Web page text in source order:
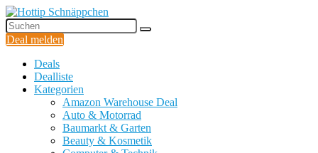
Deal melden
Deals
Dealliste
Kategorien
Amazon Warehouse Deal
Auto & Motorrad
Baumarkt & Garten
Beauty & Kosmetik